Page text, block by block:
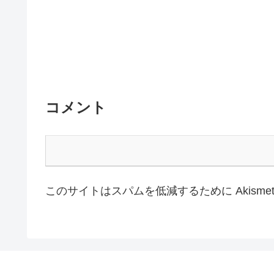
コメント
このサイトはスパムを低減するために